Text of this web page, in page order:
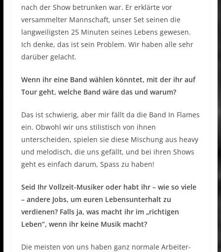
nach der Show betrunken war. Er erklärte vor
versammelter Mannschaft, unser Set seinen die
langweiligsten 25 Minuten seines Lebens gewesen.
Ich denke, das ist sein Problem. Wir haben alle sehr
darüber gelacht.
Wenn ihr eine Band wählen könntet, mit der ihr auf
Tour geht, welche Band wäre das und warum?
Das ist schwierig, aber mir fällt da die Band In Flames
ein. Obwohl wir uns stilistisch von ihnen
unterscheiden, spielen sie diese Mischung aus heavy
und melodisch, die uns gefällt, und bei ihren Shows
geht es einfach darum, Spass zu haben!
Seid Ihr Vollzeit-Musiker oder habt ihr – wie so viele
– andere Jobs, um euren Lebensunterhalt zu
verdienen? Falls ja, was macht ihr im „richtigen
Leben“, wenn ihr keine Musik macht?
Die meisten von uns haben ganz normale Arbeiter-